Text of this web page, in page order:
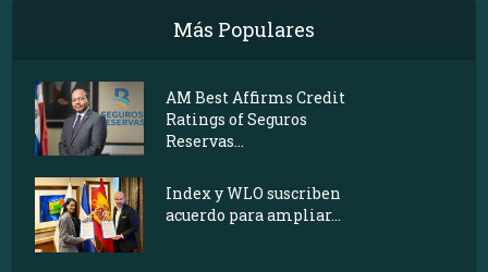
Más Populares
AM Best Affirms Credit
Ratings of Seguros
Reservas...
Index y WLO suscriben
acuerdo para ampliar...